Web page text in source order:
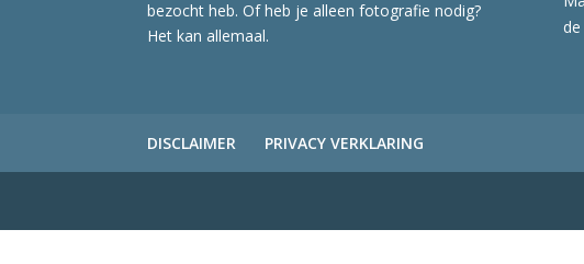
bezocht heb. Of heb je alleen fotografie nodig?
Het kan allemaal.
DISCLAIMER PRIVACY VERKLARING